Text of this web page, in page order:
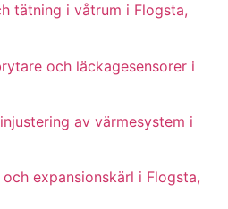
tätning i våtrum i Flogsta,
och läckagesensorer i
av värmesystem i
expansionskärl i Flogsta,